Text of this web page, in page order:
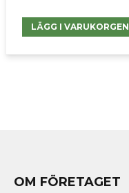
LÄGG I VARUKORGEN
OM FÖRETAGET